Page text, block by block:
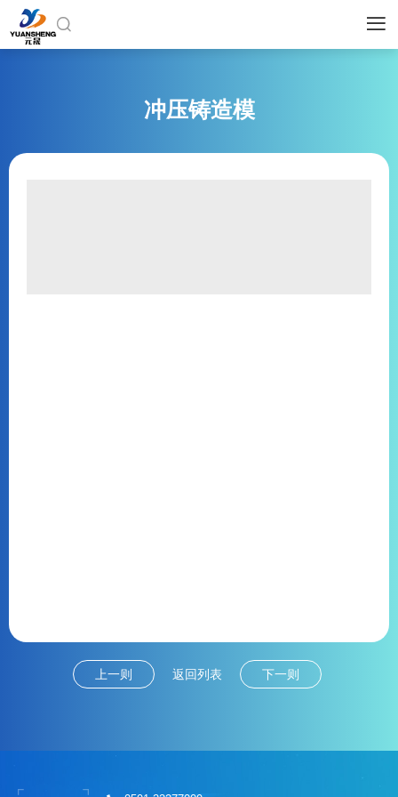
 
冲压铸造模
上一则 返回列表 下一则